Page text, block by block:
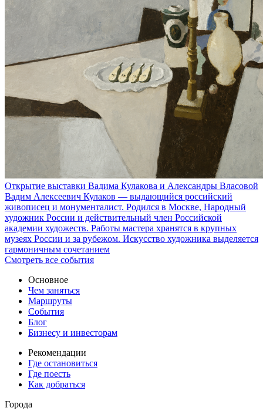
Открытие выставки Вадима Кулакова и Александры Власовой
Вадим Алексеевич Кулаков — выдающийся российский
живописец и монументалист. Родился в Москве, Народный
художник России и действительный член Российской
академии художеств. Работы мастера хранятся в крупных
музеях России и за рубежом. Искусство художника выделяется
гармоничным сочетанием
Смотреть все события
Основное
Чем заняться
Маршруты
События
Блог
Бизнесу и инвесторам
Рекомендации
Где остановиться
Где поесть
Как добраться
Города